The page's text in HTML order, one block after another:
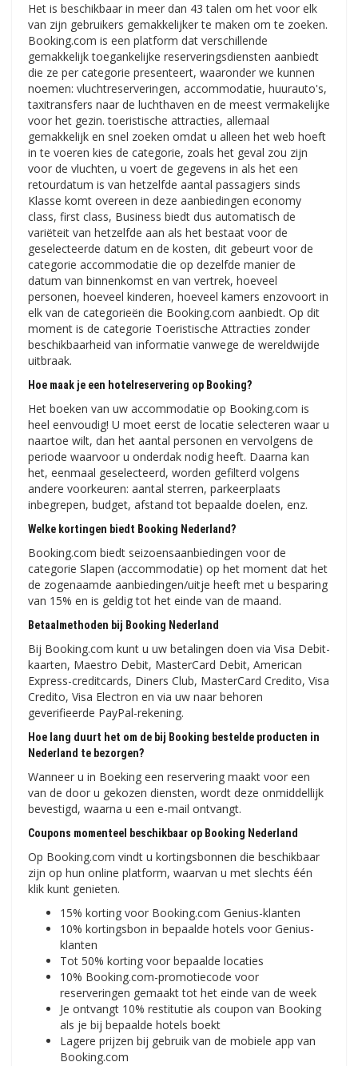
Het is beschikbaar in meer dan 43 talen om het voor elk
van zijn gebruikers gemakkelijker te maken om te zoeken.
Booking.com is een platform dat verschillende
gemakkelijk toegankelijke reserveringsdiensten aanbiedt
die ze per categorie presenteert, waaronder we kunnen
noemen: vluchtreserveringen, accommodatie, huurauto's,
taxitransfers naar de luchthaven en de meest vermakelijke
voor het gezin. toeristische attracties, allemaal
gemakkelijk en snel zoeken omdat u alleen het web hoeft
in te voeren kies de categorie, zoals het geval zou zijn
voor de vluchten, u voert de gegevens in als het een
retourdatum is van hetzelfde aantal passagiers sinds
Klasse komt overeen in deze aanbiedingen economy
class, first class, Business biedt dus automatisch de
variëteit van hetzelfde aan als het bestaat voor de
geselecteerde datum en de kosten, dit gebeurt voor de
categorie accommodatie die op dezelfde manier de
datum van binnenkomst en van vertrek, hoeveel
personen, hoeveel kinderen, hoeveel kamers enzovoort in
elk van de categorieën die Booking.com aanbiedt. Op dit
moment is de categorie Toeristische Attracties zonder
beschikbaarheid van informatie vanwege de wereldwijde
uitbraak.
Hoe maak je een hotelreservering op Booking?
Het boeken van uw accommodatie op Booking.com is
heel eenvoudig! U moet eerst de locatie selecteren waar u
naartoe wilt, dan het aantal personen en vervolgens de
periode waarvoor u onderdak nodig heeft. Daarna kan
het, eenmaal geselecteerd, worden gefilterd volgens
andere voorkeuren: aantal sterren, parkeerplaats
inbegrepen, budget, afstand tot bepaalde doelen, enz.
Welke kortingen biedt Booking Nederland?
Booking.com biedt seizoensaanbiedingen voor de
categorie Slapen (accommodatie) op het moment dat het
de zogenaamde aanbiedingen/uitje heeft met u besparing
van 15% en is geldig tot het einde van de maand.
Betaalmethoden bij Booking Nederland
Bij Booking.com kunt u uw betalingen doen via Visa Debit-
kaarten, Maestro Debit, MasterCard Debit, American
Express-creditcards, Diners Club, MasterCard Credito, Visa
Credito, Visa Electron en via uw naar behoren
geverifieerde PayPal-rekening.
Hoe lang duurt het om de bij Booking bestelde producten in
Nederland te bezorgen?
Wanneer u in Boeking een reservering maakt voor een
van de door u gekozen diensten, wordt deze onmiddellijk
bevestigd, waarna u een e-mail ontvangt.
Coupons momenteel beschikbaar op Booking Nederland
Op Booking.com vindt u kortingsbonnen die beschikbaar
zijn op hun online platform, waarvan u met slechts één
klik kunt genieten.
15% korting voor Booking.com Genius-klanten
10% kortingsbon in bepaalde hotels voor Genius-
klanten
Tot 50% korting voor bepaalde locaties
10% Booking.com-promotiecode voor
reserveringen gemaakt tot het einde van de week
Je ontvangt 10% restitutie als coupon van Booking
als je bij bepaalde hotels boekt
Lagere prijzen bij gebruik van de mobiele app van
Booking.com